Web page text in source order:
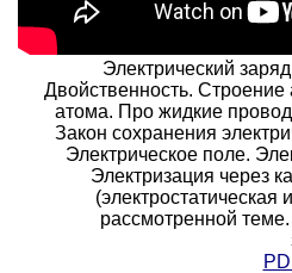
Электрический
Двойственность.
атома. Про жидкие
Закон сохранения
Электрическое поле.
Электризация через
рассмотренной